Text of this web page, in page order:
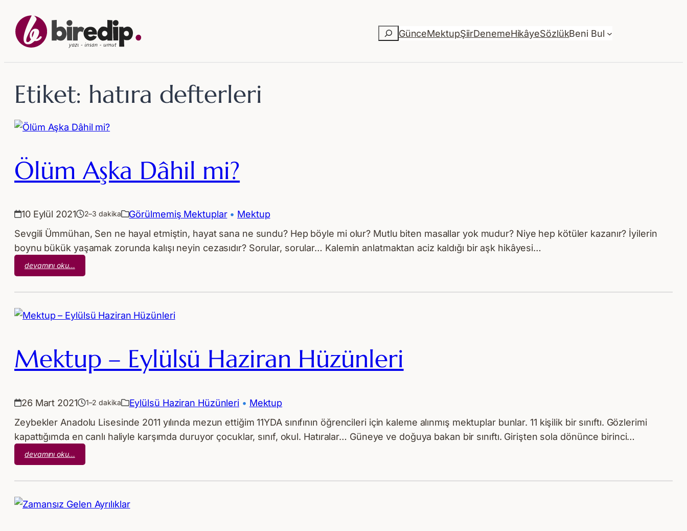
geç
Ara GünceMektupŞiirDenemeHikâyeSözlükBeni Bul
Etiket: hatıra defterleri
Ölüm Aşka Dâhil mi?
10 Eylül 2021 2–3 dakika Görülmemiş Mektuplar • Mektup
Sevgili Ümmühan, Sen ne hayal etmiştin, hayat sana ne sundu? Hep böyle mi olur? Mutlu biten masallar yok mudur? Niye hep kötüler kazanır? İyilerin
boynu bükük yaşamak zorunda kalışı neyin cezasıdır? Sorular, sorular… Kalemin anlatmaktan aciz kaldığı bir aşk hikâyesi…
devamını oku…:
Ölüm
mi?
Mektup – Eylülsü Haziran Hüzünleri
26 Mart 2021 1–2 dakika Eylülsü Haziran Hüzünleri • Mektup
Zeybekler Anadolu Lisesinde 2011 yılında mezun ettiğim 11YDA sınıfının öğrencileri için kaleme alınmış mektuplar bunlar. 11 kişilik bir sınıftı. Gözlerimi
kapattığımda en canlı haliyle karşımda duruyor çocuklar, sınıf, okul. Hatıralar… Güneye ve doğuya bakan bir sınıftı. Girişten sola dönünce birinci…
devamını oku…
Mektup
Haziran
Hüzünleri